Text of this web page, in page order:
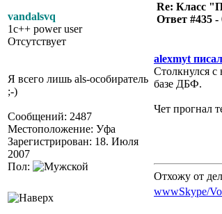
vandalsvq
1c++ power user
Отсутствует
Я всего лишь als-особиратель
;-)
Сообщений: 2487
Местоположение: Уфа
Зарегистрирован: 18. Июля
2007
Пол:
Re: Класс
Ответ #435 -
alexmyt
Столкнулся
базе ДБФ.
Чет прогнал
Отхожу от
wwwSkype/